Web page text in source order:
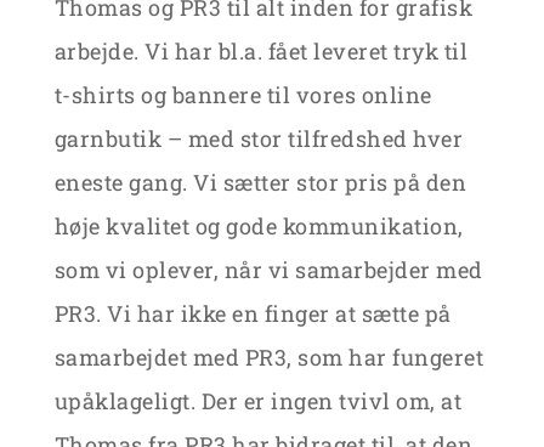
Thomas og PR3 til alt inden for grafisk
arbejde. Vi har bl.a. fået leveret tryk til
t-shirts og bannere til vores online
garnbutik – med stor tilfredshed hver
eneste gang. Vi sætter stor pris på den
høje kvalitet og gode kommunikation,
som vi oplever, når vi samarbejder med
PR3. Vi har ikke en finger at sætte på
samarbejdet med PR3, som har fungeret
upåklageligt. Der er ingen tvivl om, at